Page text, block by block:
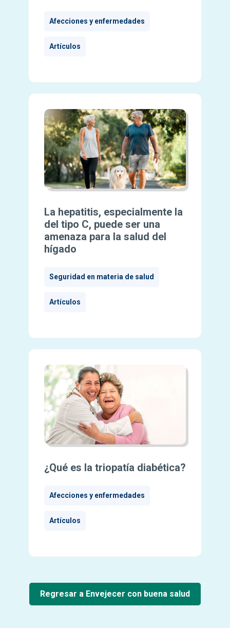
Afecciones y enfermedades
Artículos
La hepatitis, especialmente la
del tipo C, puede ser una
amenaza para la salud del
hígado
Seguridad en materia de salud
Artículos
¿Qué es la triopatía diabética?
Afecciones y enfermedades
Artículos
Regresar a Envejecer con buena salud